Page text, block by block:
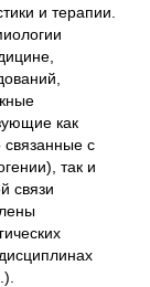
и терапии.
как
связанные с
так и
связи